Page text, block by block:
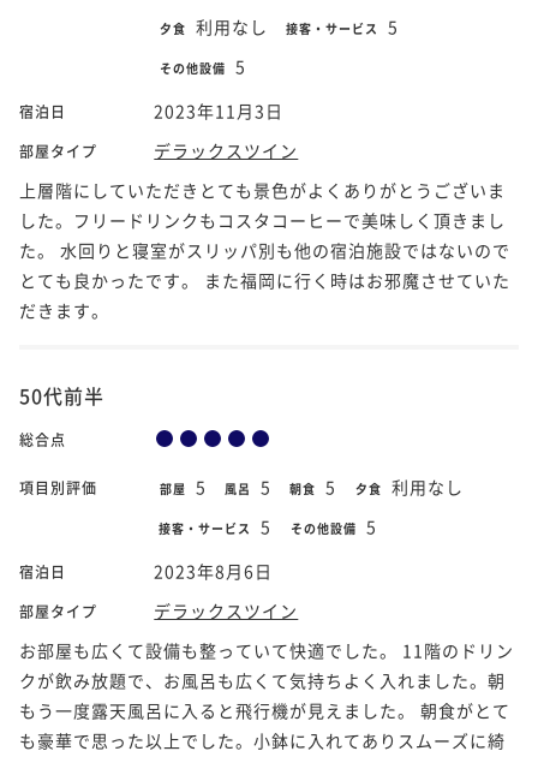
夕食 利用なし 接客・サービス 5
その他設備 5
宿泊日 2023年11月3日
部屋タイプ
デラックスツイン
上層階にしていただきとても景色がよくありがとうございま
した。フリードリンクもコスタコーヒーで美味しく頂きまし
た。 水回りと寝室がスリッパ別も他の宿泊施設ではないので
とても良かったです。 また福岡に行く時はお邪魔させていた
だきます。
50代前半
総合点
項目別評価 部屋 5 風呂 5 朝食 5 夕食 利用なし
接客・サービス 5 その他設備 5
宿泊日 2023年8月6日
部屋タイプ
デラックスツイン
お部屋も広くて設備も整っていて快適でした。 11階のドリン
クが飲み放題で、お風呂も広くて気持ちよく入れました。朝
もう一度露天風呂に入ると飛行機が見えました。 朝食がとて
も豪華で思った以上でした。小鉢に入れてありスムーズに綺